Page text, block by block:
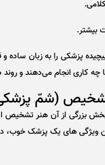
بیشتر.
پزشکی را به زبان ساده و
چه کاری انجام می‌دهند و
بزرگی از آن هنر تشخیص
ویژگی های یک پزشک